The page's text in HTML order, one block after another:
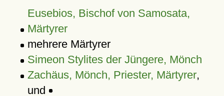
Eusebios, Bischof von Samosata,
Märtyrer
mehrere Märtyrer
Simeon Stylites der Jüngere, Mönch
Zachäus, Mönch, Priester, Märtyrer,
und